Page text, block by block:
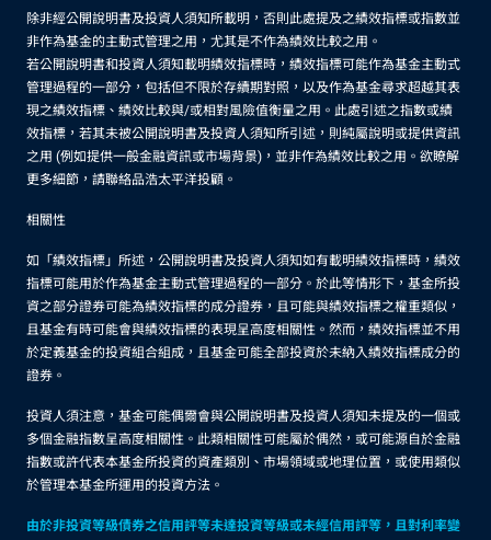
除非經公開說明書及投資人須知所載明，否則此處提及之績效指標或指數並
非作為基金的主動式管理之用，尤其是不作為績效比較之用。
若公開說明書和投資人須知載明績效指標時，績效指標可能作為基金主動式
管理過程的一部分，包括但不限於存續期對照，以及作為基金尋求超越其表
現之績效指標、績效比較與/或相對風險值衡量之用。此處引述之指數或績
效指標，若其未被公開說明書及投資人須知所引述，則純屬說明或提供資訊
之用 (例如提供一般金融資訊或市場背景)，並非作為績效比較之用。欲瞭解
更多細節，請聯絡品浩太平洋投顧。
相關性
如「績效指標」所述，公開說明書及投資人須知如有載明績效指標時，績效
指標可能用於作為基金主動式管理過程的一部分。於此等情形下，基金所投
資之部分證券可能為績效指標的成分證券，且可能與績效指標之權重類似，
且基金有時可能會與績效指標的表現呈高度相關性。然而，績效指標並不用
於定義基金的投資組合組成，且基金可能全部投資於未納入績效指標成分的
證券。
投資人須注意，基金可能偶爾會與公開說明書及投資人須知未提及的一個或
多個金融指數呈高度相關性。此類相關性可能屬於偶然，或可能源自於金融
指數或許代表本基金所投資的資產類別、市場領域或地理位置，或使用類似
於管理本基金所運用的投資方法。
由於非投資等級債券之信用評等未達投資等級或未經信用評等，且對利率變